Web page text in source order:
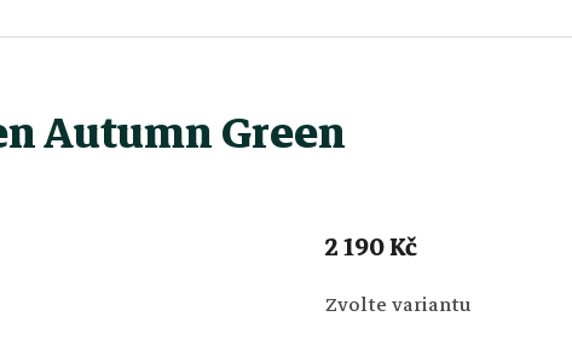
Autumn Green
2 190 Kč
Měrná
cena:
Zvolte variantu